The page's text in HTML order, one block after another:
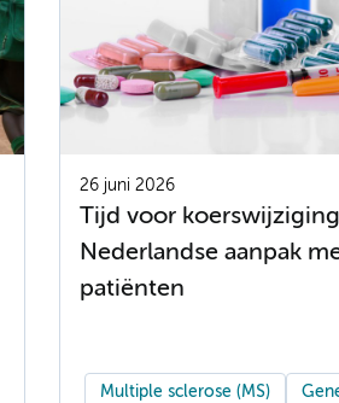
26 juni 2026
Tijd voor
Nederlandse aanpak
patiënten
Multiple sclerose (MS)